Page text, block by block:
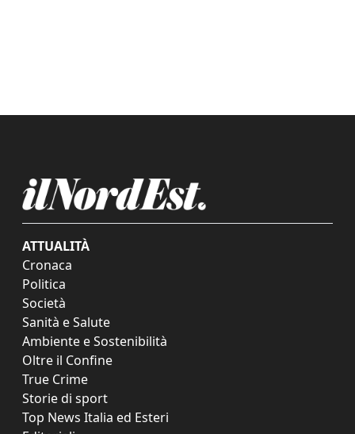
ATTUALITÀ
Cronaca
Politica
Società
Sanità e Salute
Ambiente e Sostenibilità
Oltre il Confine
True Crime
Storie di sport
Top News Italia ed Esteri